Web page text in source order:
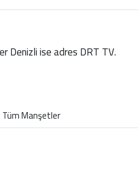
Denizli ise adres DRT TV.
Tüm Manşetler